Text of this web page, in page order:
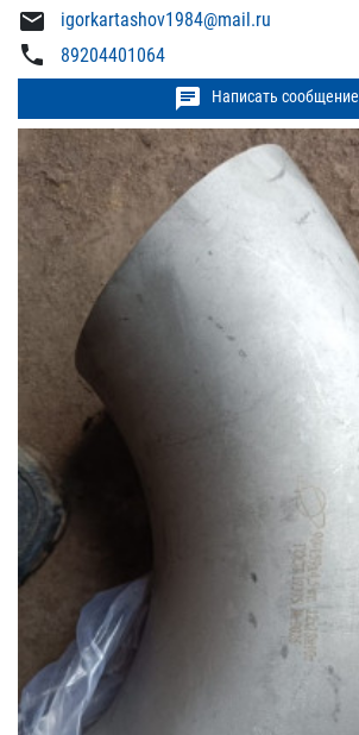
mail igorkartashov1984@mail.ru
phone 89204401064
chat Написать сообщение